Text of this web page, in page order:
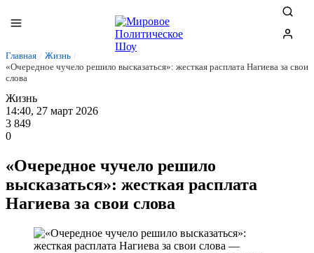
Главная / Жизнь /
«Очередное чучело решило высказаться»: жесткая расплата Нагиева за свои
слова
Жизнь
14:40, 27 март 2026
3 849
0
«Очередное чучело решило
высказаться»: жесткая расплата
Нагиева за свои слова